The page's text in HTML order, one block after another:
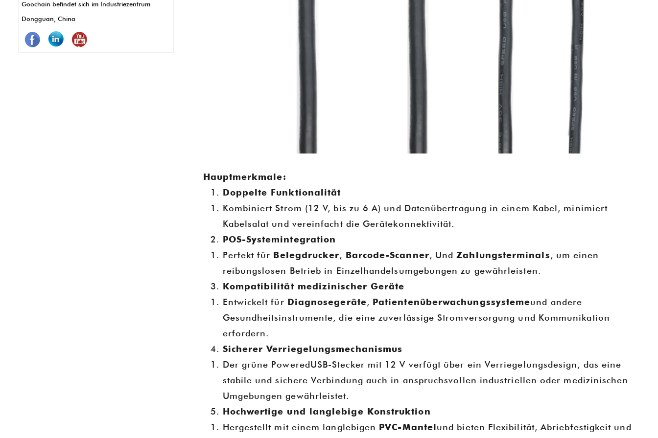
längere Verwendung bedeutet. Kurz
gesagt, Pogo -Stifte lassen POS -Systeme
Goochain befindet sich im Industriezentrum
Dongguan, China
Hauptmerkmale:
Doppelte Funktionalität
Kombiniert Strom (12 V, bis zu 6 A) und Datenübertragung in einem Kabel, minimiert
Kabelsalat und vereinfacht die Gerätekonnektivität.
POS-Systemintegration
Perfekt für Belegdrucker, Barcode-Scanner, UndZahlungsterminals, um einen
reibungslosen Betrieb in Einzelhandelsumgebungen zu gewährleisten.
Kompatibilität medizinischer Geräte
Entwickelt für Diagnosegeräte, Patientenüberwachungssystemeund andere
Gesundheitsinstrumente, die eine zuverlässige Stromversorgung und Kommunikation
erfordern.
Sicherer Verriegelungsmechanismus
Der grüne PoweredUSB-Stecker mit 12 V verfügt über ein Verriegelungsdesign, das eine
stabile und sichere Verbindung auch in anspruchsvollen industriellen oder medizinischen
Umgebungen gewährleistet.
Hochwertige und langlebige Konstruktion
Hergestellt mit einem langlebigen PVC-Mantelund bieten Flexibilität, Abriebfestigkeit und